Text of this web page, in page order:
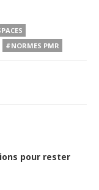
#NORMES PMR
pour rester